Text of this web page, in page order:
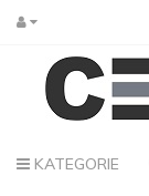
KATEGORIE